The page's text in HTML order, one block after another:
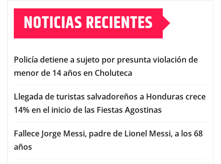
NOTICIAS RECIENTES
Policía detiene a sujeto por presunta violación de
menor de 14 años en Choluteca
Llegada de turistas salvadoreños a Honduras crece
14% en el inicio de las Fiestas Agostinas
Fallece Jorge Messi, padre de Lionel Messi, a los 68
años